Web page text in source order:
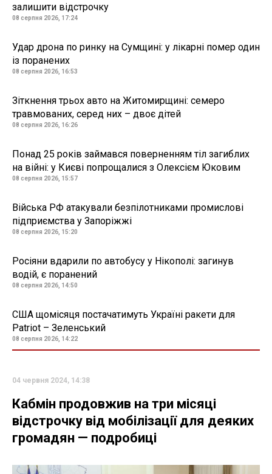
залишити відстрочку
08 серпня 2026, 17:24
Удар дрона по ринку на Сумщині: у лікарні помер один
із поранених
08 серпня 2026, 16:53
Зіткнення трьох авто на Житомирщині: семеро
травмованих, серед них – двоє дітей
08 серпня 2026, 16:26
Понад 25 років займався поверненням тіл загиблих
на війні: у Києві попрощалися з Олексієм Юковим
08 серпня 2026, 15:57
Війська РФ атакували безпілотниками промислові
підприємства у Запоріжжі
08 серпня 2026, 15:20
Росіяни вдарили по автобусу у Нікополі: загинув
водій, є поранений
08 серпня 2026, 14:50
США щомісяця постачатимуть Україні ракети для
Patriot – Зеленський
08 серпня 2026, 14:22
04 червня 2024, 14:38
Кабмін продовжив на три місяці
відстрочку від мобілізації для деяких
громадян — подробиці